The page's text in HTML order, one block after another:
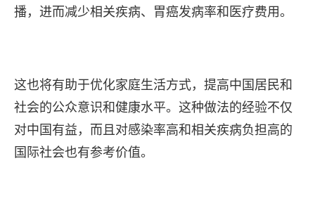
播，进而减少相关疾病、胃癌发病率和医疗费用。
这也将有助于优化家庭生活方式，提高中国居民和
社会的公众意识和健康水平。这种做法的经验不仅
对中国有益，而且对感染率高和相关疾病负担高的
国际社会也有参考价值。